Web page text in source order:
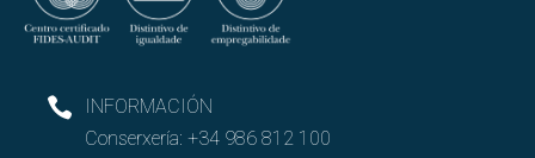
INFORMACIÓN
Conserxería: +34 986 812 100